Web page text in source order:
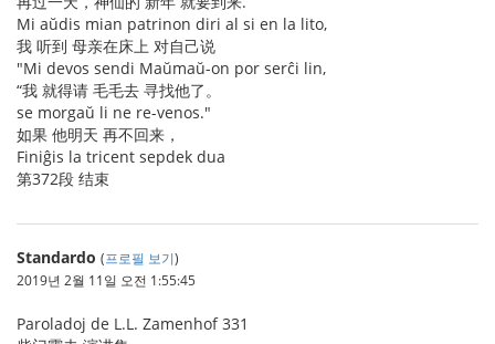
Mi aŭdis mian patrinon diri al si en la lito,
我 听到 母亲在床上 对自己说
"Mi devos sendi Maŭmaŭ-on por serĉi lin,
“我 就得请 毛毛去 寻找他了。
se morgaŭ li ne re-venos."
如果 他明天 再不回来，
Finiĝis la tricent sepdek dua
第372段 结束
Standardo (프로필 보기)
2019년 2월 11일 오전 1:55:45
Paroladoj de L.L. Zamenhof 331